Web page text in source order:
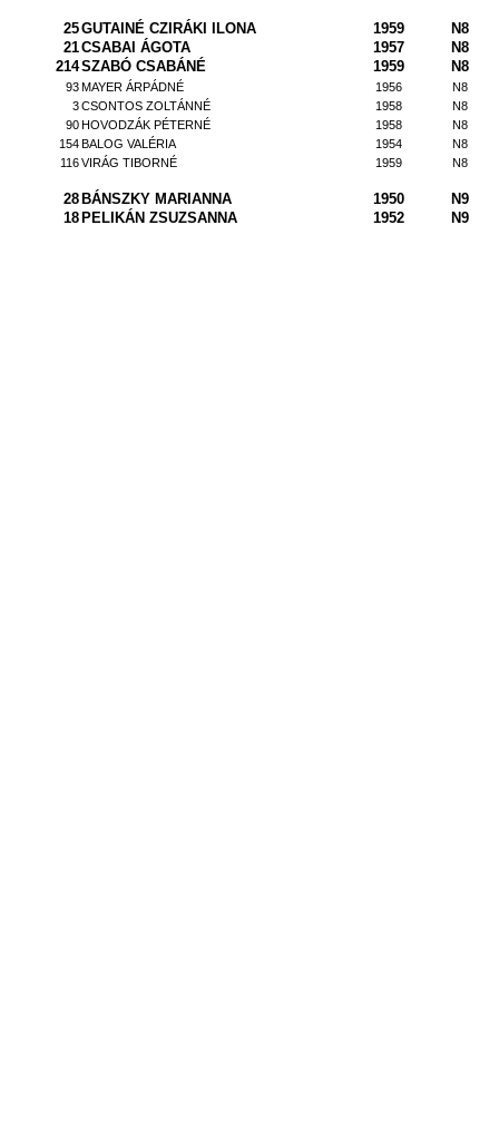
25GUTAINÉ CZIRÁKI ILONA 1959
N8
21CSABAI ÁGOTA 1957
N8
214SZABÓ CSABÁNÉ 1959 N8
93MAYER ÁRPÁDNÉ 1956
N8
3CSONTOS ZOLTÁNNÉ 1958
N8
90HOVODZÁK PÉTERNÉ 1958
N8
154BALOG VALÉRIA 1954
N8
116VIRÁG TIBORNÉ 1959 N8
28 BÁNSZKY MARIANNA 1950
N9
18 PELIKÁN ZSUZSANNA 1952 N9